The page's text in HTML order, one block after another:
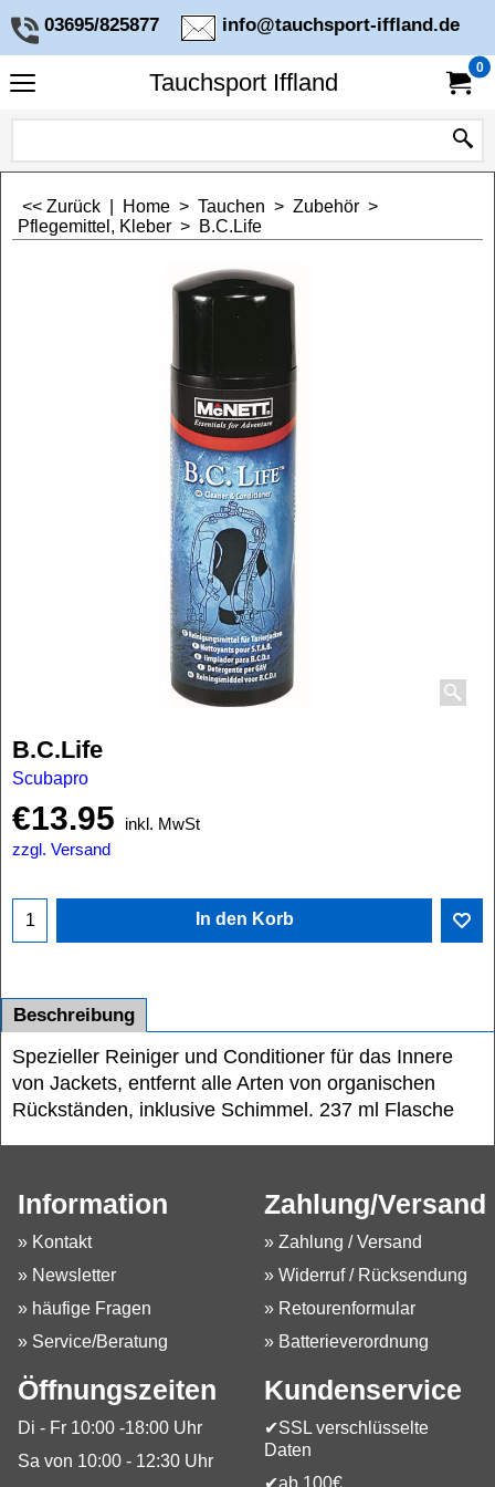
03695/825877 info@tauchsport-iffland.de
Tauchsport Iffland
0
<< Zurück Home > Tauchen > Zubehör >
Pflegemittel, Kleber > B.C.Life
B.C.Life
Scubapro
€13.95
inkl. MwSt
zzgl. Versand
In den Korb
Beschreibung
Spezieller Reiniger und Conditioner für das Innere
von Jackets, entfernt alle Arten von organischen
Rückständen, inklusive Schimmel. 237 ml Flasche
Information
» Kontakt
» Newsletter
» häufige Fragen
» Service/Beratung
Zahlung/Versand
» Zahlung / Versand
» Widerruf / Rücksendung
» Retourenformular
» Batterieverordnung
Öffnungszeiten
Di - Fr 10:00 -18:00 Uhr
Sa von 10:00 - 12:30 Uhr
Kundenservice
✔SSL verschlüsselte
Daten
✔ab 100€